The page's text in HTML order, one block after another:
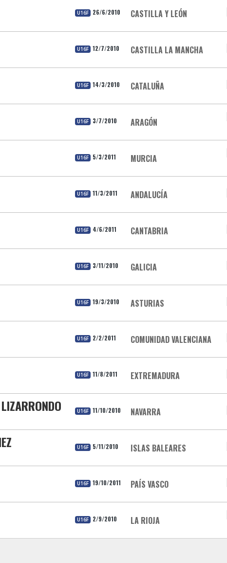
U16F 26/6/2010 CASTILLA Y LEÓN
U16F 12/7/2010 CASTILLA LA MANCHA
U16F 14/3/2010 CATALUÑA
U16F 3/7/2010 ARAGÓN
U16F 5/3/2011 MURCIA
U16F 11/3/2011 ANDALUCÍA
U16F 4/6/2011 CANTABRIA
U16F 3/11/2010 GALICIA
U16F 19/3/2010 ASTURIAS
U16F 2/2/2011 COMUNIDAD VALENCIANA
U16F 11/8/2011 EXTREMADURA
U16F 11/10/2010 NAVARRA
U16F 5/11/2010 ISLAS BALEARES
U16F 19/10/2011 PAÍS VASCO
U16F 2/9/2010 LA RIOJA